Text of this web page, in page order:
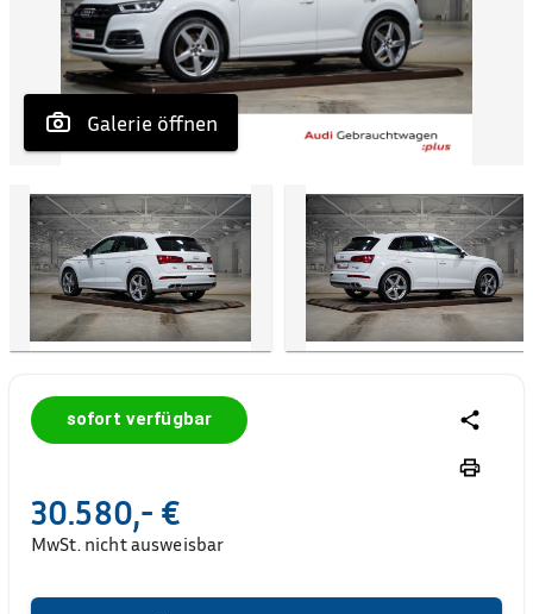
Galerie öffnen
sofort verfügbar
30.580,- €
MwSt. nicht ausweisbar